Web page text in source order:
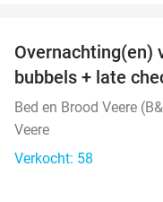
Overnachting(en)
bubbels + late
Bed en Brood Veere
Veere
Verkocht: 58